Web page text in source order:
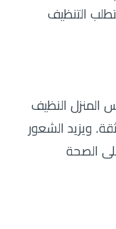
التنظيف
المنزل النظيف
ويزيد الشعور
على الصحة